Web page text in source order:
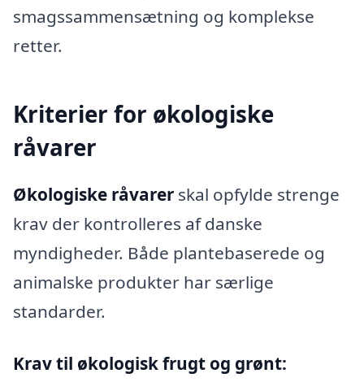
smagssammensætning og komplekse
retter.
Kriterier for økologiske
råvarer
Økologiske råvarer skal opfylde strenge
krav der kontrolleres af danske
myndigheder. Både plantebaserede og
animalske produkter har særlige
standarder.
Krav til økologisk frugt og grønt: